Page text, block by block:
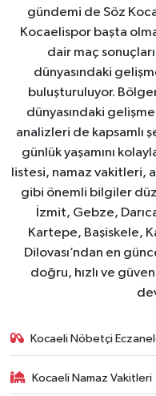
gündemi de Söz
Kocaelispor başta
dair maç
dünyasındaki
buluşturuluyor.
dünyasındaki
analizleri de kapsamlı
günlük yaşamını
listesi, namaz vakitleri,
gibi önemli bilgiler
İzmit, Gebze,
Kartepe, Başiskele,
Dilovası’ndan en
doğru, hızlı ve
Kocaeli Nöbetçi
Kocaeli Namaz Vakitleri